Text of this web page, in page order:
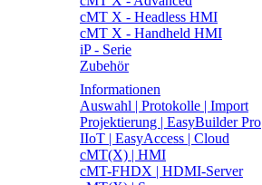
cMT X - Headless HMI
cMT X - Handheld HMI
iP - Serie
Zubehör
Informationen
Auswahl | Protokolle | Import
Projektierung | EasyBuilder Pro
IIoT | EasyAccess | Cloud
cMT(X) | HMI
cMT-FHDX | HDMI-Server